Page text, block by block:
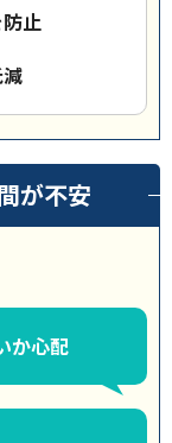
止
が不安
か心配